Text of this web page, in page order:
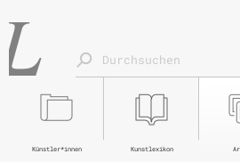
Kunstlexikon
Künstler*innen